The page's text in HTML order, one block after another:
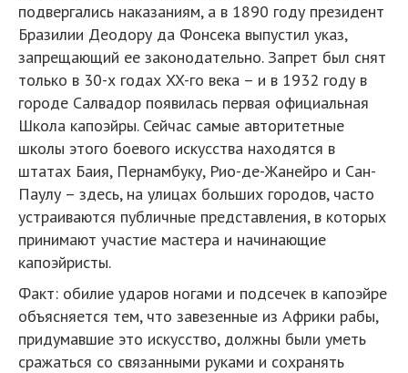
подвергались наказаниям, а в 1890 году президент
Бразилии Деодору да Фонсека выпустил указ,
запрещающий ее законодательно. Запрет был снят
только в 30-х годах XX-го века – и в 1932 году в
городе Салвадор появилась первая официальная
Школа капоэйры. Сейчас самые авторитетные
школы этого боевого искусства находятся в
штатах Баия, Пернамбуку, Рио-де-Жанейро и Сан-
Паулу – здесь, на улицах больших городов, часто
устраиваются публичные представления, в которых
принимают участие мастера и начинающие
капоэйристы.
Факт: обилие ударов ногами и подсечек в капоэйре
объясняется тем, что завезенные из Африки рабы,
придумавшие это искусство, должны были уметь
сражаться со связанными руками и сохранять